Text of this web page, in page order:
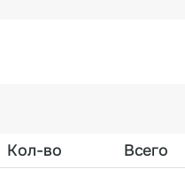
Кол-во Всего